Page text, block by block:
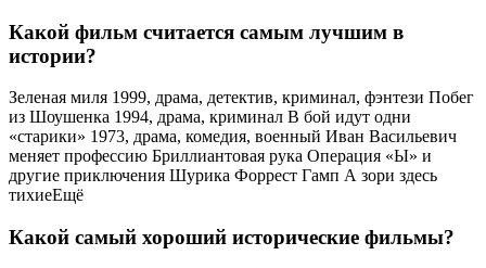
Какой фильм считается самым лучшим в
истории?
Зеленая миля 1999, драма, детектив, криминал, фэнтези Побег
из Шоушенка 1994, драма, криминал В бой идут одни
«старики» 1973, драма, комедия, военный Иван Васильевич
меняет профессию Бриллиантовая рука Операция «Ы» и
другие приключения Шурика Форрест Гамп А зори здесь
тихиеЕщё
Какой самый хороший исторические фильмы?